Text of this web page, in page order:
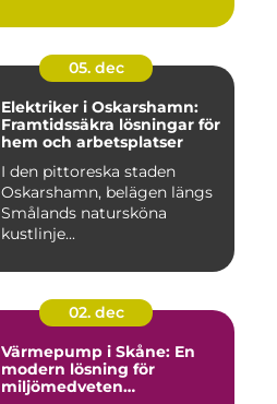
05. dec
Elektriker i Oskarshamn:
Framtidssäkra lösningar för
hem och arbetsplatser
I den pittoreska staden
Oskarshamn, belägen längs
Smålands natursköna
kustlinje...
02. dec
Värmepump i Skåne: En
modern lösning för
miljömedveten